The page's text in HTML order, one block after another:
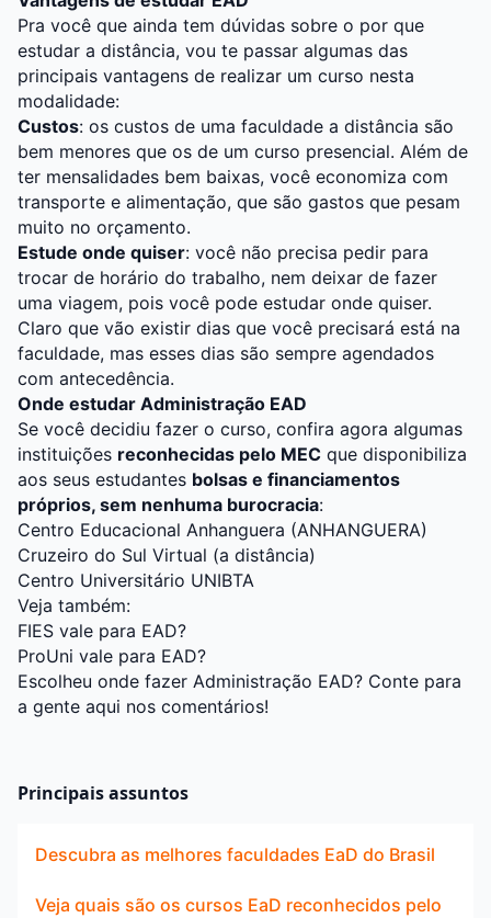
Pra você que ainda tem dúvidas sobre o por que
estudar a distância, vou te passar algumas das
principais vantagens de realizar um curso nesta
modalidade:
Custos: os custos de uma faculdade a distância são
bem menores que os de um curso presencial. Além de
ter mensalidades bem baixas, você economiza com
transporte e alimentação, que são gastos que pesam
muito no orçamento.
Estude onde quiser: você não precisa pedir para
trocar de horário do trabalho, nem deixar de fazer
uma viagem, pois você pode estudar onde quiser.
Claro que vão existir dias que você precisará está na
faculdade, mas esses dias são sempre agendados
com antecedência.
Onde estudar Administração EAD
Se você decidiu fazer o curso, confira agora algumas
instituições reconhecidas pelo MEC que disponibiliza
aos seus estudantes bolsas e financiamentos
próprios, sem nenhuma burocracia:
Centro Educacional Anhanguera (ANHANGUERA)
Cruzeiro do Sul Virtual (a distância)
Centro Universitário UNIBTA
Veja também:
FIES vale para EAD?
ProUni vale para EAD?
Escolheu onde fazer Administração EAD? Conte para
a gente aqui nos comentários!
Principais assuntos
Descubra as melhores faculdades EaD do Brasil
Veja quais são os cursos EaD reconhecidos pelo